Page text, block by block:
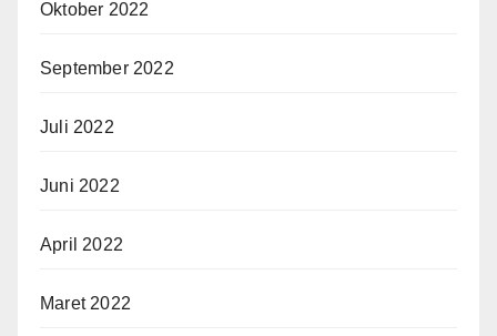
Oktober 2022
September 2022
Juli 2022
Juni 2022
April 2022
Maret 2022